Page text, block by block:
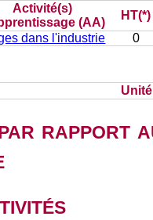
Activité(s)
(AA)
HT(*)
dans l'industrie 0
rapport